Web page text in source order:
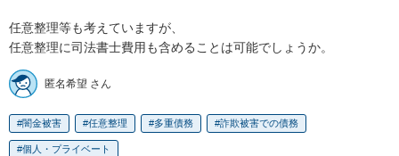
任意整理等も考えていますが、
任意整理に司法書士費用も含めることは可能でしょうか。
匿名希望 さん
闇金被害 任意整理 多重債務 詐欺被害での債務
個人・プライベート